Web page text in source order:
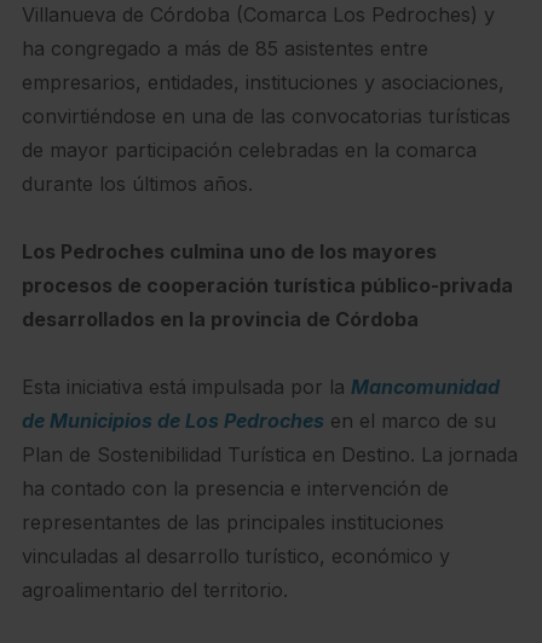
Villanueva de Córdoba (Comarca Los Pedroches) y
ha congregado a más de 85 asistentes entre
empresarios, entidades, instituciones y asociaciones,
convirtiéndose en una de las convocatorias turísticas
de mayor participación celebradas en la comarca
durante los últimos años.
Los Pedroches culmina uno de los mayores
procesos de cooperación turística público-privada
desarrollados en la provincia de Córdoba
Esta iniciativa está impulsada por la Mancomunidad
de Municipios de Los Pedroches en el marco de su
Plan de Sostenibilidad Turística en Destino. La jornada
ha contado con la presencia e intervención de
representantes de las principales instituciones
vinculadas al desarrollo turístico, económico y
agroalimentario del territorio.